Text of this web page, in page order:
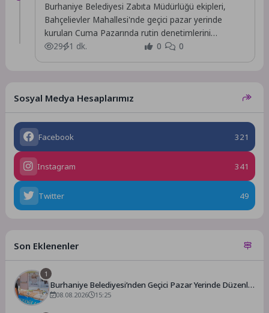
Burhaniye Belediyesi Zabıta Müdürlüğü ekipleri,
Bahçelievler Mahallesi'nde geçici pazar yerinde
kurulan Cuma Pazarında rutin denetimlerini
sürdürüyor.
29 1 dk. 0 0
Sosyal Medya Hesaplarımız
Facebook 321
Instagram 341
Twitter 49
Son Eklenenler
1
Burhaniye Belediyesi’nden Geçici Pazar Yerinde Düzenli
Denetim
08.08.2026 15:25